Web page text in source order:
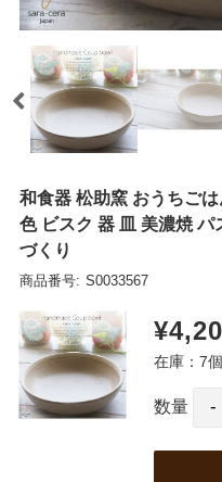
和食器 松助窯 おうちご
色 ビスク 器 皿 美濃焼
づくり
商品番号: S0033567
在庫：7個
数量